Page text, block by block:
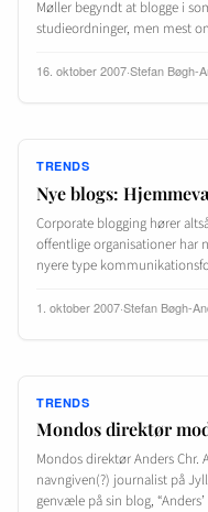
Møller begyndt at blogge i
studieordninger, men mest
16. oktober 2007·Stefan Bøgh-
TRENDS
Nye blogs:
Corporate blogging hører
offentlige organisationer har
nyere type
1. oktober 2007·Stefan Bøgh-
TRENDS
Mondos direktør
Mondos direktør Anders Chr.
navngiven(?) journalist på
genvæle på sin blog,